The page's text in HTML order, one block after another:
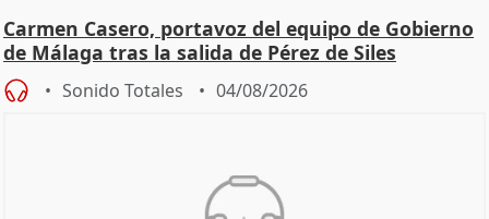
Carmen Casero, portavoz del equipo de Gobierno
de Málaga tras la salida de Pérez de Siles
Sonido Totales 04/08/2026